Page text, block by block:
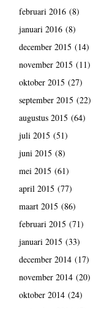
februari 2016(8)
januari 2016(8)
december 2015 (14)
november 2015 (11)
oktober 2015 (27)
september 2015 (22)
augustus 2015 (64)
juli 2015 (51)
juni 2015 (8)
mei 2015 (61)
april 2015 (77)
maart 2015 (86)
februari 2015 (71)
januari 2015 (33)
december 2014(17)
november 2014(20)
oktober 2014(24)